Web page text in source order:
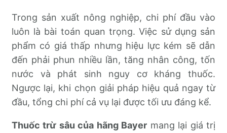
Trong sản xuất nông nghiệp, chi phí đầu vào
luôn là bài toán quan trọng. Việc sử dụng sản
phẩm có giá thấp nhưng hiệu lực kém sẽ dẫn
đến phải phun nhiều lần, tăng nhân công, tốn
nước và phát sinh nguy cơ kháng thuốc.
Ngược lại, khi chọn giải pháp hiệu quả ngay từ
đầu, tổng chi phí cả vụ lại được tối ưu đáng kể.
Thuốc trừ sâu của hãng Bayer mang lại giá trị